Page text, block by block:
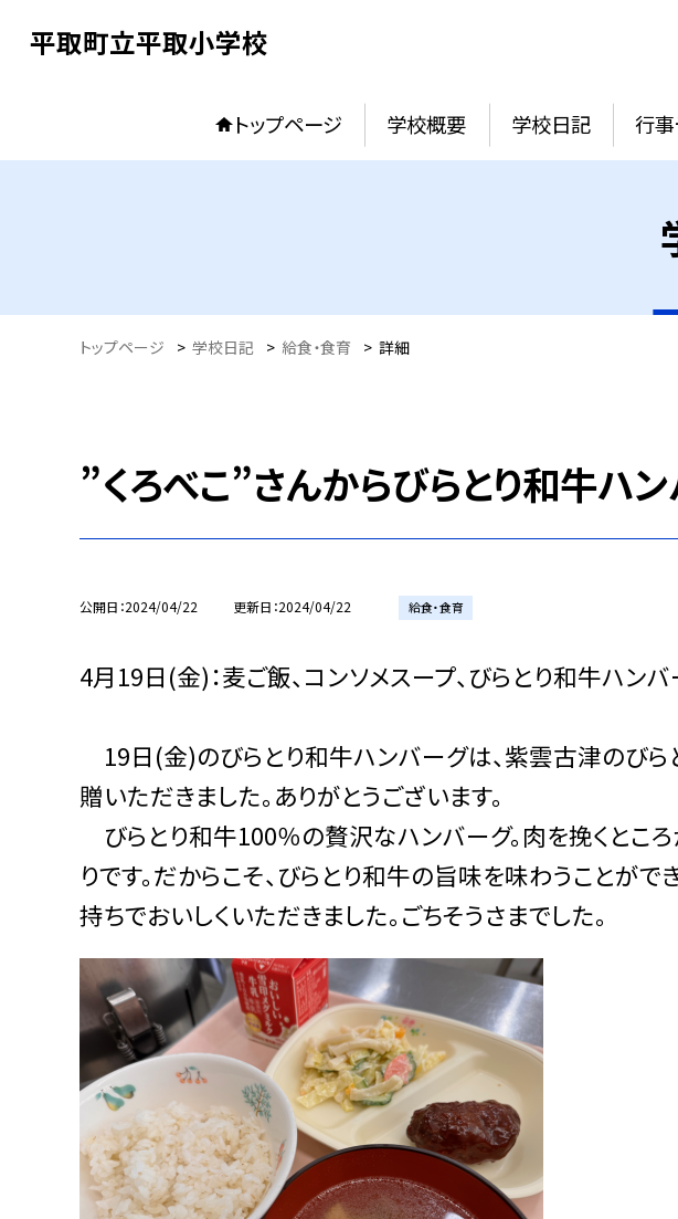
平取町立平取小学校
トップページ 学校概要 学校日記 行
トップページ > 学校日記 > 給食・食育 > 詳細
”くろべこ”さんからびらとり和牛ハ
公開日 2024/04/22 更新日 2024/04/22 給食・食育
4月19日(金)：麦ご飯、コンソメスープ、びらとり和牛ハンバ
19日(金)のびらとり和牛ハンバーグは、紫雲古津のびら
贈いただきました。ありがとうございます。
びらとり和牛100％の贅沢なハンバーグ。肉を挽くところ
りです。だからこそ、びらとり和牛の旨味を味わうことが
持ちでおいしくいただきました。ごちそうさまでした。